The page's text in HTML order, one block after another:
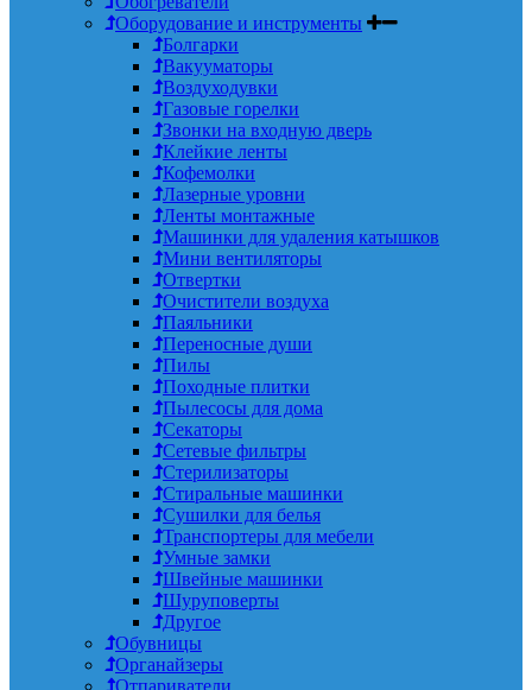
Оборудование и инструменты
Болгарки
Вакууматоры
Воздуходувки
Газовые горелки
Звонки на входную дверь
Клейкие ленты
Кофемолки
Лазерные уровни
Ленты монтажные
Машинки для удаления катышков
Мини вентиляторы
Отвертки
Очистители воздуха
Паяльники
Переносные души
Пилы
Походные плитки
Пылесосы для дома
Секаторы
Сетевые фильтры
Стерилизаторы
Стиральные машинки
Сушилки для белья
Транспортеры для мебели
Умные замки
Швейные машинки
Шуруповерты
Другое
Обувницы
Органайзеры
Отпариватели